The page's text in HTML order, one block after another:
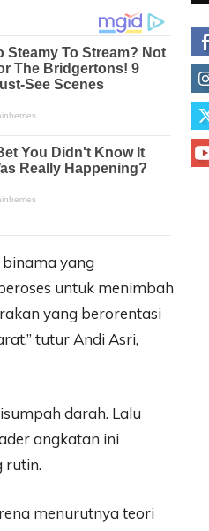
yang
untuk menimbah
yang berorentasi
tutur Andi Asri,
darah. Lalu
angkatan ini
rutin.
menurutnya teori